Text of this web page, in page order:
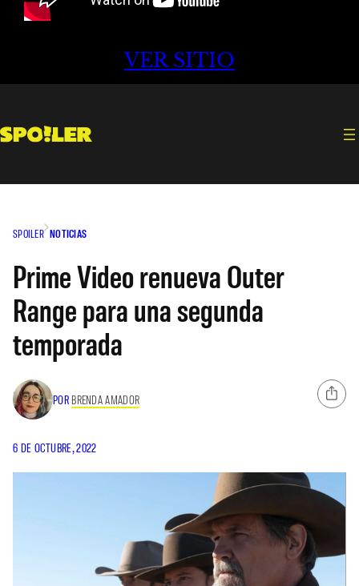
VER SITIO
SPOILER NOTICIAS
Prime Video renueva Outer
Range para una segunda
temporada
POR BRENDA AMADOR
6 DE OCTUBRE, 2022